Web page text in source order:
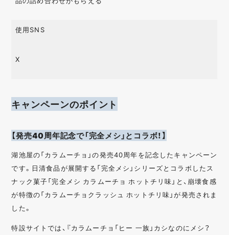
使用SNS
X
キャンペーンのポイント
【発売40周年記念で「完全メシ」とコラボ！】
湖池屋の「カラムーチョ」の発売40周年を記念したキャンペーン
です。日清食品が展開する「完全メシ」シリーズとコラボしたス
ナック菓子「完全メシ カラムーチョ ホットチリ味」と、崩壊食感
が特徴の「カラムーチョクラッシュ ホットチリ味」が発売されま
した。
特設サイトでは、『カラムーチョ「ヒー 一族」カシなのにメシ？